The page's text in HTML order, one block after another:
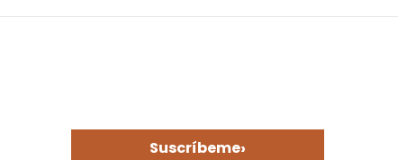
Suscríbeme›